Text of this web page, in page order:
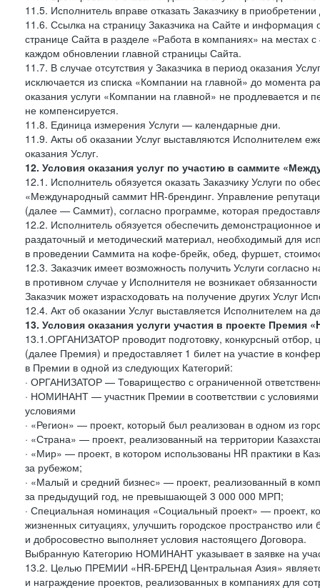
11.5. Исполнитель вправе отказать Заказчику в
11.6. Ссылка на страницу Заказчика на Сайте и информация
странице Сайта в разделе «Работа в компаниях» на
каждом обновлении главной страницы Сайта.
11.7. В случае отсутствия у Заказчика в период оказания
исключается из списка «Компании на главной» до момента
оказания услуги «Компании на главной» не продлевается и
не компенсируется.
11.8. Единица измерения Услуги — календарные дни.
11.9. Акты об оказании Услуг выставляются Исполнителем
оказания Услуг.
12. Условия оказания услуг по участию в саммите
12.1. Исполнитель обязуется оказать Заказчику Услуги по
«Международный саммит HR-брендинг. Управление
(далее — Саммит), согласно программе, которая
12.2. Исполнитель обязуется обеспечить
раздаточный и методический материал, необходимый для
в проведении Саммита на кофе-брейк, обед, фуршет,
12.3. Заказчик имеет возможность получить Услуги
в противном случае у Исполнителя не возникает
Заказчик может израсходовать на получение других Услуг
12.4. Акт об оказании Услуг выставляется Исполнителем на
13. Условия оказания услуги участия в проекте
13.1.ОРГАНИЗАТОР проводит подготовку, конкурсный
(далее Премия) и предоставляет 1 билет на участие в
в Премии в одной из следующих Категорий:
· ОРГАНИЗАТОР — Товарищество с ограниченной
· НОМИНАНТ — участник Премии в соответствии с
условиями
· «Регион» — проект, который был реализован в одном из
· «Страна» — проект, реализованный на территории
· «Мир» — проект, в котором использованы HR практики в
за рубежом;
· «Малый и средний бизнес» — проект, реализованный в
за предыдущий год, не превышающей 3 000 000 МРП;
· Специальная номинация «Социальный проект» — проект,
жизненных ситуациях, улучшить городское пространство
и добросовестно выполняет условия настоящего Договора.
Выбранную Категорию НОМИНАНТ указывает в заявке на
13.2. Целью ПРЕМИИ «HR-БРЕНД Центральная Азия»
и награждение проектов, реализованных в компаниях для